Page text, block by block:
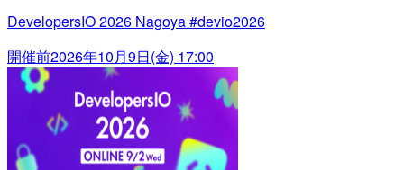
DevelopersIO 2026 Nagoya #devio2026
開催前2026年10月9日(金) 17:00